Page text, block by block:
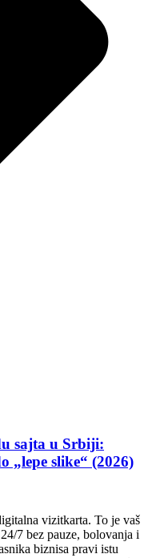
sajta u Srbiji:
„lepe slike“ (2026)
vizitkarta. To je vaš
7 bez pauze, bolovanja i
biznisa pravi istu